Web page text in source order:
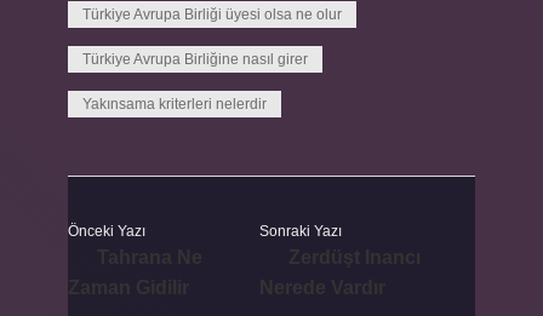
Türkiye Avrupa Birliği üyesi olsa ne olur
Türkiye Avrupa Birliğine nasıl girer
Yakınsama kriterleri nelerdir
Önceki Yazı Sonraki Yazı